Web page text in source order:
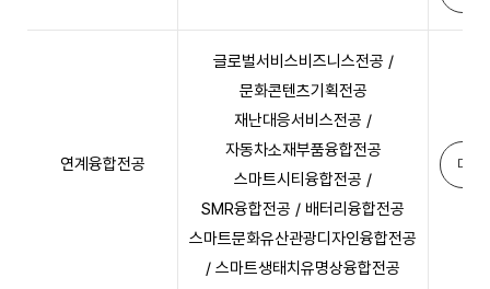
연계융합전공
글로벌서비스비즈니스전공 /
문화콘텐츠기획전공
재난대응서비스전공 /
자동차소재부품융합전공
스마트시티융합전공 /
SMR융합전공 / 배터리융합전공
스마트문화유산관광디자인융합전공
/ 스마트생태치유명상융합전공
다운